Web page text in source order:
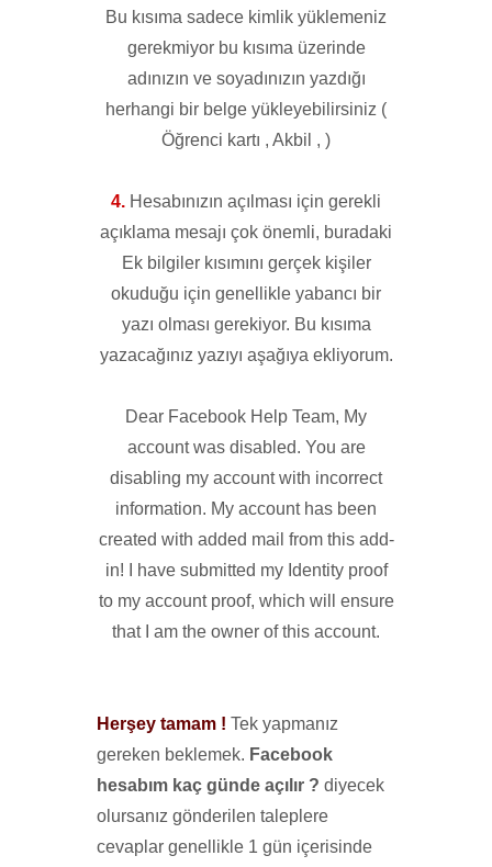
Bu kısıma sadece kimlik yüklemeniz
gerekmiyor bu kısıma üzerinde
adınızın ve soyadınızın yazdığı
herhangi bir belge yükleyebilirsiniz (
Öğrenci kartı , Akbil , )
4. Hesabınızın açılması için gerekli
açıklama mesajı çok önemli, buradaki
Ek bilgiler kısımını gerçek kişiler
okuduğu için genellikle yabancı bir
yazı olması gerekiyor. Bu kısıma
yazacağınız yazıyı aşağıya ekliyorum.
Dear Facebook Help Team, My
account was disabled. You are
disabling my account with incorrect
information. My account has been
created with added mail from this add-
in! I have submitted my Identity proof
to my account proof, which will ensure
that I am the owner of this account.
Herşey tamam ! Tek yapmanız
gereken beklemek. Facebook
hesabım kaç günde açılır ? diyecek
olursanız gönderilen taleplere
cevaplar genellikle 1 gün içerisinde